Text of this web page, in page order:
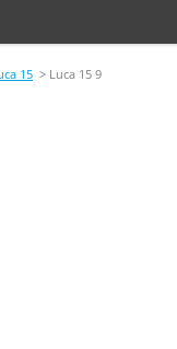
15 > Luca 15 9